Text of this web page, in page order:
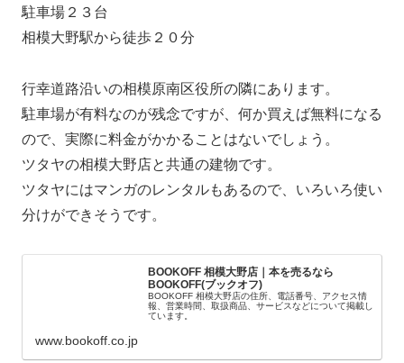
駐車場２３台
相模大野駅から徒歩２０分
行幸道路沿いの相模原南区役所の隣にあります。
駐車場が有料なのが残念ですが、何か買えば無料になる
ので、実際に料金がかかることはないでしょう。
ツタヤの相模大野店と共通の建物です。
ツタヤにはマンガのレンタルもあるので、いろいろ使い
分けができそうです。
BOOKOFF 相模大野店｜本を売るなら
BOOKOFF(ブックオフ)
BOOKOFF 相模大野店の住所、電話番号、アクセス情
報、営業時間、取扱商品、サービスなどについて掲載し
ています。
www.bookoff.co.jp